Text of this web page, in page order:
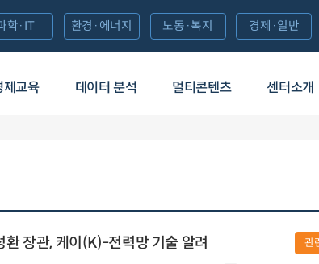
제교육 데이터 분석 멀티콘텐츠 센터소개
학·IT 환경·에너지 노동·복지 경제·일반
장관, 케이(K)-전력망 기술 알려 관